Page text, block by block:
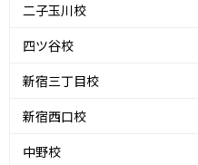
二子玉川校
四ツ谷校
新宿三丁目校
新宿西口校
中野校